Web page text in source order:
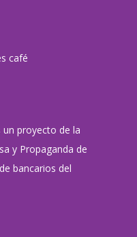
café
un proyecto de la
y Propaganda de
bancarios del